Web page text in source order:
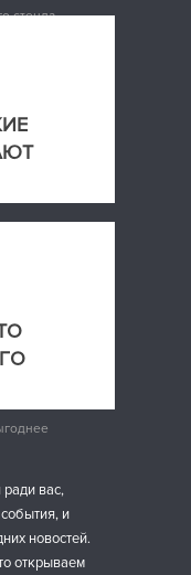
стенда
вас,
и
новостей.
открываем